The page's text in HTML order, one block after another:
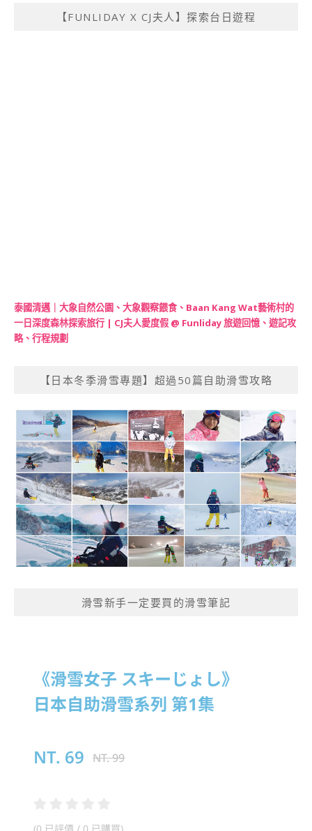
【FUNLIDAY X CJ夫人】探索台日遊程
泰國清邁｜大象自然公園、大象觀察餵食、Baan Kang Wat藝術村的
一日深度森林探索旅行 | CJ夫人愛度假 @ Funliday 旅遊回憶、遊記攻
略、行程規劃
【日本冬季滑雪專題】超過50篇自助滑雪攻略
滑雪新手一定要買的滑雪筆記